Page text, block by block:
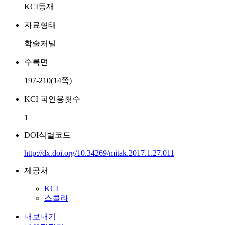
KCI등재
자료형태
학술저널
수록면
197-210(14쪽)
KCI 피인용횟수
1
DOI식별코드
http://dx.doi.org/10.34269/mitak.2017.1.27.011
제공처
KCI
스콜라
내보내기